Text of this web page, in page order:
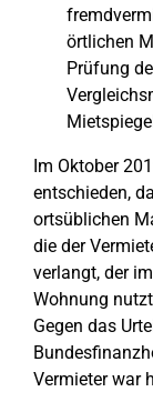
örtlichen
Prüfung
Im Oktober
entschieden,
ortsüblichen
die der
verlangt, der
Wohnung
Gegen das
Vermieter war